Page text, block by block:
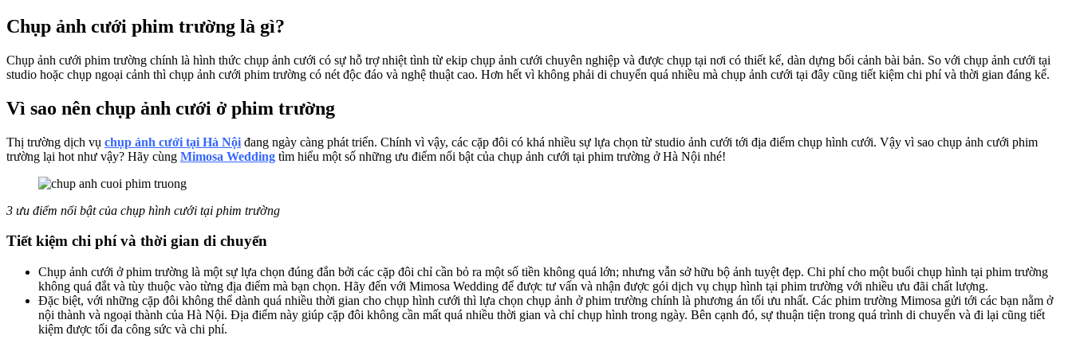
Chụp ảnh cưới phim trường là gì?
Chụp ảnh cưới phim trường chính là hình thức chụp ảnh cưới có sự hỗ trợ nhiệt tình từ ekip chụp ảnh cưới chuyên nghiệp và được chụp tại nơi có thiết kế, dàn dựng bối cảnh bài bản. So với chụp ảnh cưới tại
studio hoặc chụp ngoại cảnh thì chụp ảnh cưới phim trường có nét độc đáo và nghệ thuật cao. Hơn hết vì không phải di chuyển quá nhiều mà chụp ảnh cưới tại đây cũng tiết kiệm chi phí và thời gian đáng kể.
Vì sao nên chụp ảnh cưới ở phim trường
Thị trường dịch vụ chụp ảnh cưới tại Hà Nội đang ngày càng phát triển. Chính vì vậy, các cặp đôi có khá nhiều sự lựa chọn từ studio ảnh cưới tới địa điểm chụp hình cưới. Vậy vì sao chụp ảnh cưới phim
trường lại hot như vậy? Hãy cùng Mimosa Wedding tìm hiểu một số những ưu điểm nổi bật của chụp ảnh cưới tại phim trường ở Hà Nội nhé!
3 ưu điểm nổi bật của chụp hình cưới tại phim trường
Tiết kiệm chi phí và thời gian di chuyển
Chụp ảnh cưới ở phim trường là một sự lựa chọn đúng đắn bởi các cặp đôi chỉ cần bỏ ra một số tiền không quá lớn; nhưng vẫn sở hữu bộ ảnh tuyệt đẹp. Chi phí cho một buổi chụp hình tại phim trường
không quá đắt và tùy thuộc vào từng địa điểm mà bạn chọn. Hãy đến với Mimosa Wedding để được tư vấn và nhận được gói dịch vụ chụp hình tại phim trường với nhiều ưu đãi chất lượng.
Đặc biệt, với những cặp đôi không thể dành quá nhiều thời gian cho chụp hình cưới thì lựa chọn chụp ảnh ở phim trường chính là phương án tối ưu nhất. Các phim trường Mimosa gửi tới các bạn nằm ở
nội thành và ngoại thành của Hà Nội. Địa điểm này giúp cặp đôi không cần mất quá nhiều thời gian và chỉ chụp hình trong ngày. Bên cạnh đó, sự thuận tiện trong quá trình di chuyển và đi lại cũng tiết
kiệm được tối đa công sức và chi phí.